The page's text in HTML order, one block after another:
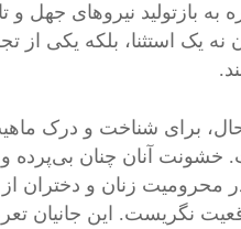
به بازتولید نیروهای جهل
نه یک استثنا، بلکه یکی از
برای شناخت و درک
خشونت آنان چنان بی‌پرده و
محرومیت زنان و دختران
نگریست. این جانیان